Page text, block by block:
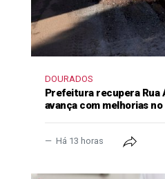
DOURADOS
Prefeitura recupera Rua
avança com melhorias no
Há 13 horas